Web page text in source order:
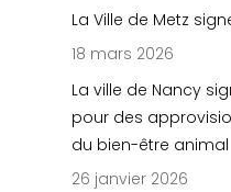
La Ville de Metz
18 mars 2026
La ville de Nancy
pour des
du bien-être animal
26 janvier 2026